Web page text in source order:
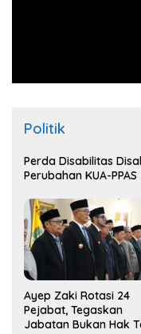
Politik
Perda Disabilitas
Perubahan KUA-PPAS
Ayep Zaki Rotasi 24
Pejabat, Tegaskan
Jabatan Bukan Hak